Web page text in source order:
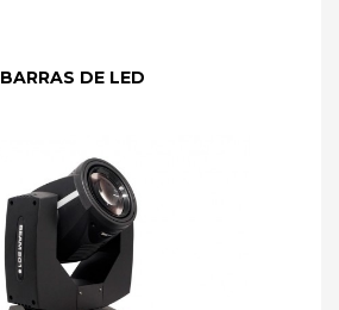
BARRAS DE LED